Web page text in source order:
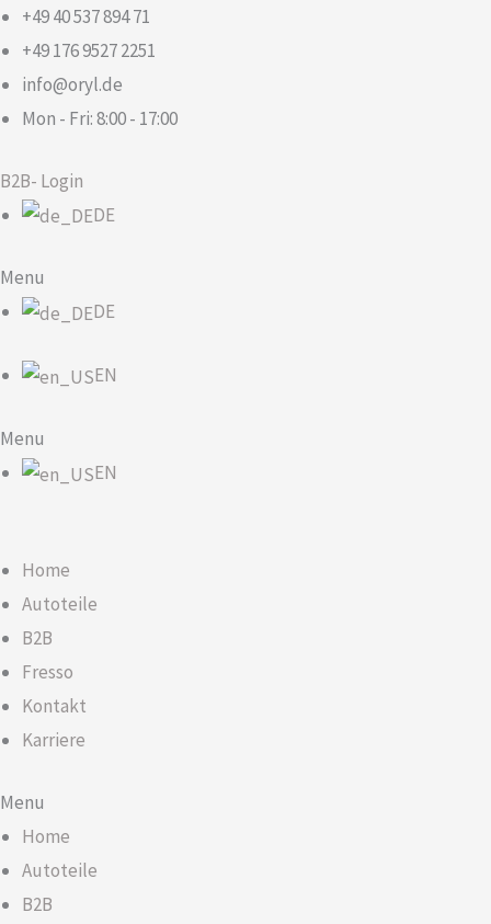
Zum
Inhalt
springen
+49 40 537 894 71
+49 176 9527 2251​​
info@oryl.de
Mon - Fri: 8:00 - 17:00
B2B- Login
DE
Menu
DE
EN
Menu
EN
Home
Autoteile
B2B
Fresso
Kontakt
Karriere
Menu
Home
Autoteile
B2B